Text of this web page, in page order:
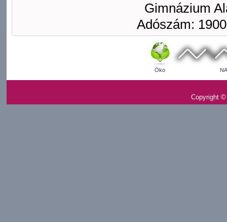
Gimnázium
Adószám:
Öko
Copyright